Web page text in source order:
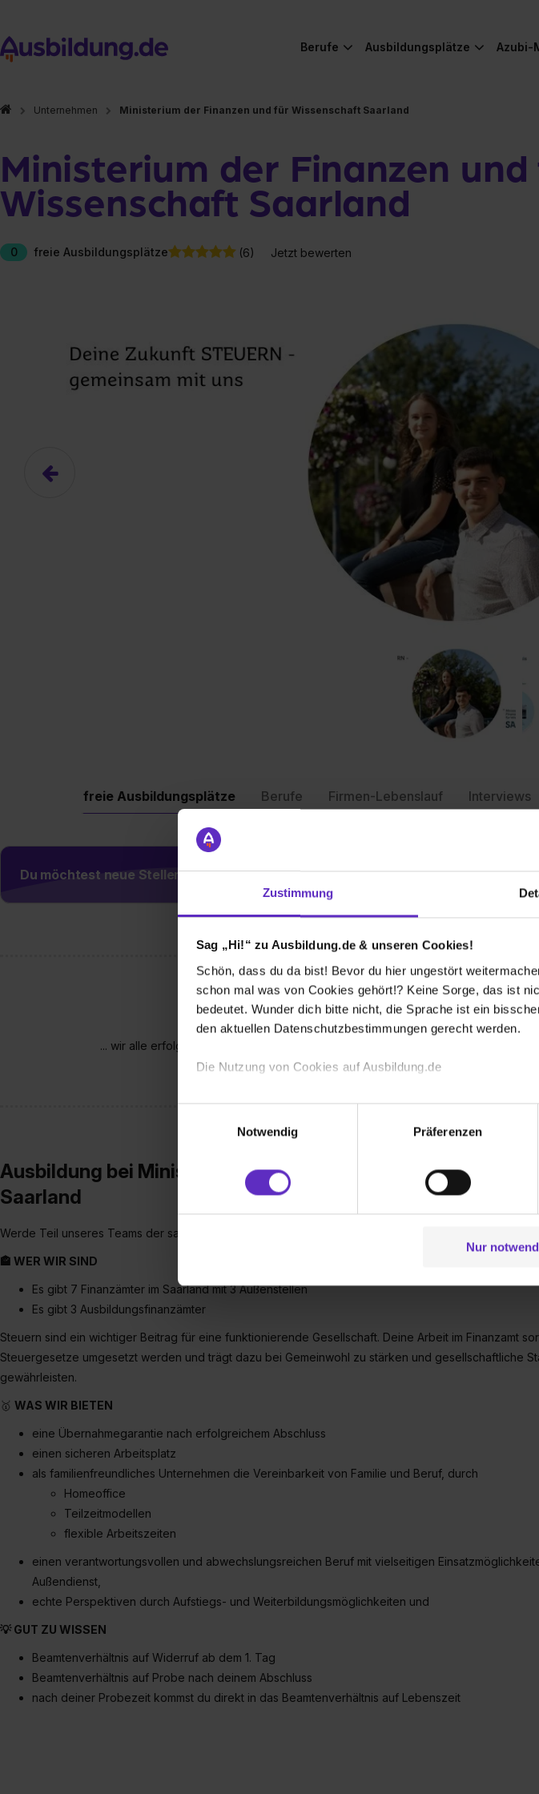
Zustimmung
Sag „Hi!“ zu Ausbildung.de & unseren Cookies!
Schön, dass du da bist! Bevor du hier ungestört
schon mal was von Cookies gehört!? Keine Sorge, das ist
bedeutet. Wunder dich bitte nicht, die Sprache ist ein
den aktuellen Datenschutzbestimmungen gerecht werden.
Die Nutzung von Cookies auf Ausbildung.de
Wir verwenden Cookies zur technischen Funktion unserer
Webseite getroffenen Einstellungen zu speichern (
(„Statistiken“), um Informationen zu deiner Verwendung
und Analysen weiterzugeben und um Inhalte und Anzeigen
Partner führen diese Informationen möglicherweise mit
zu. . In diesem Fall sowie bei der separaten Aktivierung von
einverstanden, dass dir nach Setzen der Cookies externe
Erlaubnis hierfür kannst du auch später noch im Einzelfall
Verwendungszwecke zulassen, triff deine Auswahl über die
Einwilligung zur Platzierung von Cookies der Kategorien
umfasst hierbei die Einwilligung zur Übermittlung deiner
verfügen über kein angemessenes Datenschutzniveau
jederzeit mit Wirkung für die Zukunft ganz oder teilweise
„Details zeigen“. Weitere Informationen:
Notwendig
Präferenzen
Nur
Berufe Ausbildungsplätze Azubi-
Unternehmen Ministerium der Finanzen und für Wissenschaft Saarland
Ministerium der Finanzen
Wissenschaft Saarland
0 freie Ausbildungsplätze (6) Jetzt bewerten
freie Ausbildungsplätze Berufe Firmen-Lebenslauf Interviews
Du möchtest neue Stellen automatisch zugeschickt bekommen?
Wusstest du schon,
... wir alle erfolgreichen Absolventinnen und Absolventen übernehmen?
Ausbildung bei Ministerium der Finanzen und für
Saarland
Werde Teil unseres Teams der saarländischen Finanzverwaltung!
🏤 WER WIR SIND
Es gibt 7 Finanzämter im Saarland mit 3 Außenstellen
Es gibt 3 Ausbildungsfinanzämter
Steuern sind ein wichtiger Beitrag für eine funktionierende Gesellschaft. Deine Arbeit im Finanzamt
Steuergesetze umgesetzt werden und trägt dazu bei Gemeinwohl zu stärken und gesellschaftliche
gewährleisten.
🥇 WAS WIR BIETEN
eine Übernahmegarantie nach erfolgreichem Abschluss
einen sicheren Arbeitsplatz
als familienfreundliches Unternehmen die Vereinbarkeit von Familie und Beruf, durch
Homeoffice
Teilzeitmodellen
flexible Arbeitszeiten
einen verantwortungsvollen und abwechslungsreichen Beruf mit vielseitigen
Außendienst,
echte Perspektiven durch Aufstiegs- und Weiterbildungsmöglichkeiten und
💡 GUT ZU WISSEN
Beamtenverhältnis auf Widerruf ab dem 1. Tag
Beamtenverhältnis auf Probe nach deinem Abschluss
nach deiner Probezeit kommst du direkt in das Beamtenverhältnis auf Lebenszeit